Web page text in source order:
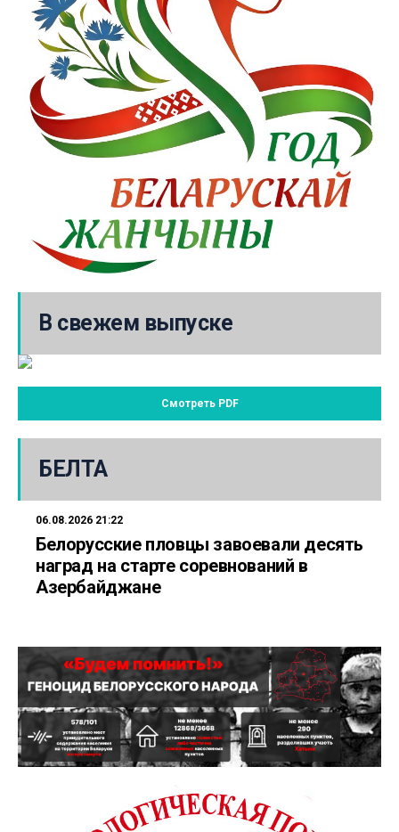
В свежем выпуске
Смотреть PDF
БЕЛТА
06.08.2026 21:22
Белорусские пловцы завоевали десять
наград на старте соревнований в
Азербайджане